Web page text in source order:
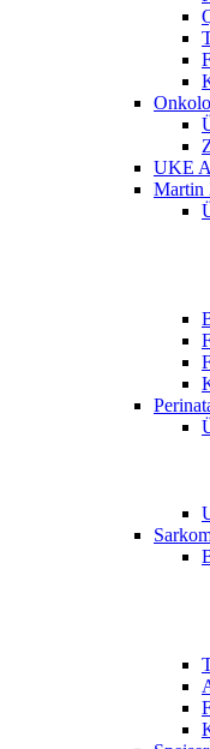
UKE
Martin